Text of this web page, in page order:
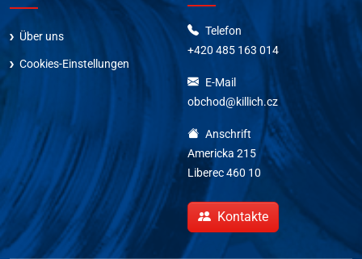
Über uns
Cookies-Einstellungen
Telefon
+420 485 163 014
E-Mail
obchod@killich.cz
Anschrift
Americka 215
Liberec 460 10
Kontakte